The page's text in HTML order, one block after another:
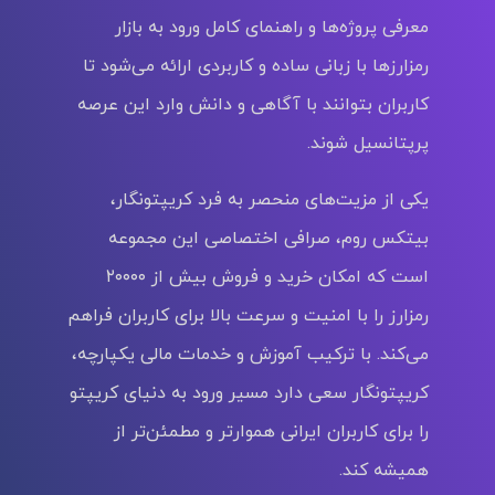
معرفی پروژه‌ها و راهنمای کامل ورود به بازار
رمزارزها با زبانی ساده و کاربردی ارائه می‌شود تا
کاربران بتوانند با آگاهی و دانش وارد این عرصه
پرپتانسیل شوند.
یکی از مزیت‌های منحصر به‌ فرد کریپتونگار،
بیتکس روم، صرافی اختصاصی این مجموعه
است که امکان خرید و فروش بیش از ۲۰۰۰۰
رمزارز را با امنیت و سرعت بالا برای کاربران فراهم
می‌کند. با ترکیب آموزش و خدمات مالی یکپارچه،
کریپتونگار سعی دارد مسیر ورود به دنیای کریپتو
را برای کاربران ایرانی هموارتر و مطمئن‌تر از
همیشه کند.